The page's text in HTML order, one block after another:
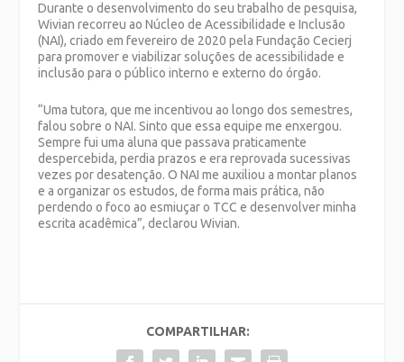
Durante o desenvolvimento do seu trabalho de pesquisa,
Wivian recorreu ao Núcleo de Acessibilidade e Inclusão
(NAI), criado em fevereiro de 2020 pela Fundação Cecierj
para promover e viabilizar soluções de acessibilidade e
inclusão para o público interno e externo do órgão.
“Uma tutora, que me incentivou ao longo dos semestres,
falou sobre o NAI. Sinto que essa equipe me enxergou.
Sempre fui uma aluna que passava praticamente
despercebida, perdia prazos e era reprovada sucessivas
vezes por desatenção. O NAI me auxiliou a montar planos
e a organizar os estudos, de forma mais prática, não
perdendo o foco ao esmiuçar o TCC e desenvolver minha
escrita acadêmica”, declarou Wivian.
COMPARTILHAR: